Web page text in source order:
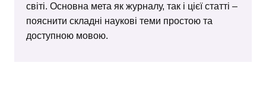
світі. Основна мета як журналу, так і цієї статті –
пояснити складні наукові теми простою та
доступною мовою.